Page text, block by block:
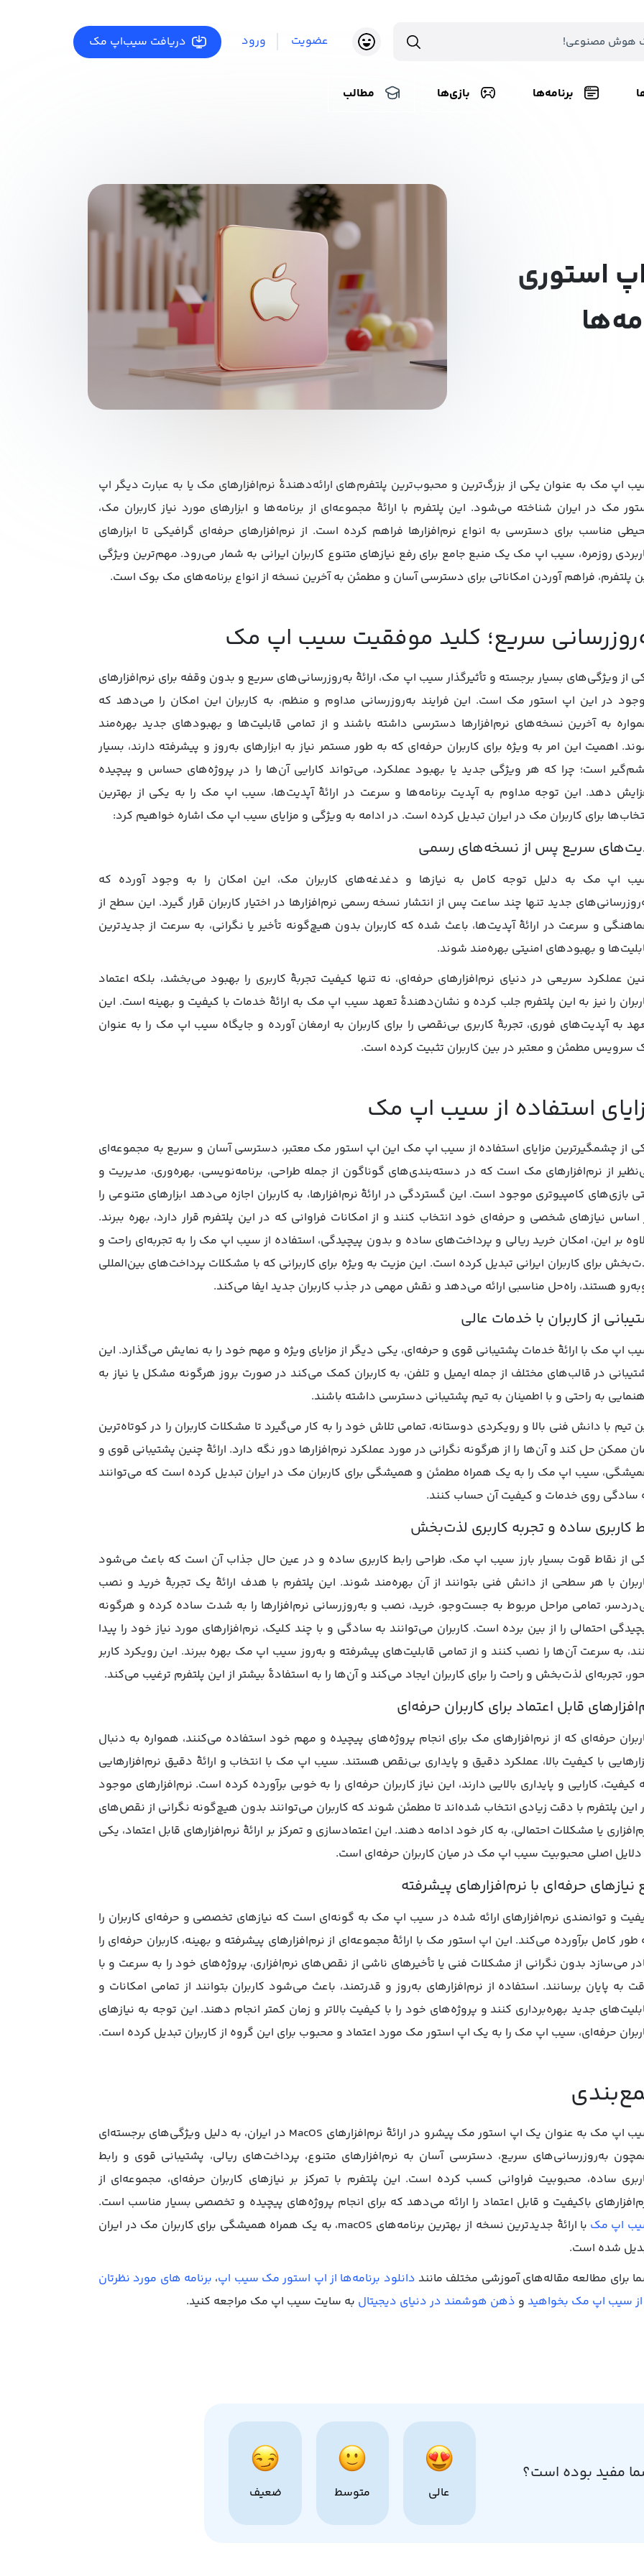
عضویت ورود دریافت سیب‌اپ مک
برنامه‌ها بازی‌ها مطالب
استوری
اپ مک به عنوان یکی از بزرگ‌ترین و محبوب‌ترین پلتفرم‌های ارائه‌دهندۀ نرم‌افزارهای مک یا به عبارت دیگر اپ
مک در ایران شناخته می‌شود. این پلتفرم با ارائۀ مجموعه‌ای از برنامه‌ها و ابزارهای مورد نیاز کاربران مک،
مناسب برای دسترسی به انواع نرم‌افزارها فراهم کرده است. از نرم‌افزارهای حرفه‌ای گرافیکی تا ابزارهای
روزمره، سیب اپ مک یک منبع جامع برای رفع نیازهای متنوع کاربران ایرانی به شمار می‌رود. مهم‌ترین ویژگی
پلتفرم، فراهم آوردن امکاناتی برای دسترسی آسان و مطمئن به آخرین نسخه از انواع برنامه‌های مک بوک است.
سریع؛ کلید موفقیت سیب اپ مک
از ویژگی‌های بسیار برجسته و تأثیرگذار سیب اپ مک، ارائۀ به‌روزرسانی‌های سریع و بدون وقفه برای نرم‌افزارهای
در این اپ استور مک است. این فرایند به‌روزرسانی مداوم و منظم، به کاربران این امکان را می‌دهد که
به آخرین نسخه‌های نرم‌افزارها دسترسی داشته باشند و از تمامی قابلیت‌ها و بهبودهای جدید بهره‌مند
اهمیت این امر به ویژه برای کاربران حرفه‌ای که به طور مستمر نیاز به ابزارهای به‌روز و پیشرفته دارند، بسیار
است؛ چرا که هر ویژگی جدید یا بهبود عملکرد، می‌تواند کارایی آن‌ها را در پروژه‌های حساس و پیچیده
دهد. این توجه مداوم به آپدیت برنامه‌ها و سرعت در ارائۀ آپدیت‌ها، سیب اپ مک را به یکی از بهترین
برای کاربران مک در ایران تبدیل کرده است. در ادامه به ویژگی و مزایای سیب اپ مک اشاره خواهیم کرد:
سریع پس از نسخه‌های رسمی
اپ مک به دلیل توجه کامل به نیازها و دغدغه‌های کاربران مک، این امکان را به وجود آورده که
جدید تنها چند ساعت پس از انتشار نسخه رسمی نرم‌افزارها در اختیار کاربران قرار گیرد. این سطح از
و سرعت در ارائۀ آپدیت‌ها، باعث شده که کاربران بدون هیچ‌گونه تأخیر یا نگرانی، به سرعت از جدیدترین
و بهبودهای امنیتی بهره‌مند شوند.
عملکرد سریعی در دنیای نرم‌افزارهای حرفه‌ای، نه‌ تنها کیفیت تجربۀ کاربری را بهبود می‌بخشد، بلکه اعتماد
را نیز به این پلتفرم جلب کرده و نشان‌دهندۀ تعهد سیب اپ مک به ارائۀ خدمات با کیفیت و بهینه است. این
به آپدیت‌های فوری، تجربۀ کاربری بی‌نقصی را برای کاربران به ارمغان آورده و جایگاه سیب اپ مک را به عنوان
سرویس مطمئن و معتبر در بین کاربران تثبیت کرده است.
استفاده از سیب اپ مک
از چشمگیرترین مزایای استفاده از سیب اپ مک این اپ استور مک معتبر، دسترسی آسان و سریع به مجموعه‌ای
از نرم‌افزارهای مک است که در دسته‌بندی‌های گوناگون از جمله طراحی، برنامه‌نویسی، بهره‌وری، مدیریت و
بازی‌های کامپیوتری موجود است. این گستردگی در ارائۀ نرم‌افزارها، به کاربران اجازه می‌دهد ابزارهای متنوعی را
اساس نیازهای شخصی و حرفه‌ای خود انتخاب کنند و از امکانات فراوانی که در این پلتفرم قرار دارد، بهره ببرند.
بر این، امکان خرید ریالی و پرداخت‌های ساده و بدون پیچیدگی، استفاده از سیب اپ مک را به تجربه‌ای راحت و
برای کاربران ایرانی تبدیل کرده است. این مزیت به ویژه برای کاربرانی که با مشکلات پرداخت‌های بین‌المللی
هستند، راه‌حل مناسبی ارائه می‌دهد و نقش مهمی در جذب کاربران جدید ایفا می‌کند.
از کاربران با خدمات عالی
اپ مک با ارائۀ خدمات پشتیبانی قوی و حرفه‌ای، یکی دیگر از مزایای ویژه و مهم خود را به نمایش می‌گذارد. این
در قالب‌های مختلف از جمله ایمیل و تلفن، به کاربران کمک می‌کند در صورت بروز هرگونه مشکل یا نیاز به
به راحتی و با اطمینان به تیم پشتیبانی دسترسی داشته باشند.
تیم با دانش فنی بالا و رویکردی دوستانه، تمامی تلاش خود را به کار می‌گیرد تا مشکلات کاربران را در کوتاه‌ترین
ممکن حل کند و آن‌ها را از هرگونه نگرانی در مورد عملکرد نرم‌افزارها دور نگه دارد. ارائۀ چنین پشتیبانی قوی و
سیب اپ مک را به یک همراه مطمئن و همیشگی برای کاربران مک در ایران تبدیل کرده است که می‌توانند
سادگی روی خدمات و کیفیت آن حساب کنند.
کاربری ساده و تجربه کاربری لذت‌بخش
از نقاط قوت بسیار بارز سیب اپ مک، طراحی رابط کاربری ساده و در عین حال جذاب آن است که باعث می‌شود
با هر سطحی از دانش فنی بتوانند از آن بهره‌مند شوند. این پلتفرم با هدف ارائۀ یک تجربۀ خرید و نصب
تمامی مراحل مربوط به جست‌وجو، خرید، نصب و به‌روزرسانی نرم‌افزارها را به شدت ساده کرده و هرگونه
احتمالی را از بین برده است. کاربران می‌توانند به سادگی و با چند کلیک، نرم‌افزارهای مورد نیاز خود را پیدا
به سرعت آن‌ها را نصب کنند و از تمامی قابلیت‌های پیشرفته و به‌روز سیب اپ مک بهره ببرند. این رویکرد کاربر
تجربه‌ای لذت‌بخش و راحت را برای کاربران ایجاد می‌کند و آن‌ها را به استفادۀ بیشتر از این پلتفرم ترغیب می‌کند.
قابل اعتماد برای کاربران حرفه‌ای
حرفه‌ای که از نرم‌افزارهای مک برای انجام پروژه‌های پیچیده و مهم خود استفاده می‌کنند، همواره به دنبال
با کیفیت بالا، عملکرد دقیق و پایداری بی‌نقص هستند. سیب اپ مک با انتخاب و ارائۀ دقیق نرم‌افزارهایی
کیفیت، کارایی و پایداری بالایی دارند، این نیاز کاربران حرفه‌ای را به خوبی برآورده کرده است. نرم‌افزارهای موجود
این پلتفرم با دقت زیادی انتخاب شده‌اند تا مطمئن شوند که کاربران می‌توانند بدون هیچ‌گونه نگرانی از نقص‌های
یا مشکلات احتمالی، به کار خود ادامه دهند. این اعتمادسازی و تمرکز بر ارائۀ نرم‌افزارهای قابل اعتماد، یکی
دلایل اصلی محبوبیت سیب اپ مک در میان کاربران حرفه‌ای است.
نیازهای حرفه‌ای با نرم‌افزارهای پیشرفته
و توانمندی نرم‌افزارهای ارائه شده در سیب اپ مک به گونه‌ای است که نیازهای تخصصی و حرفه‌ای کاربران را
طور کامل برآورده می‌کند. این اپ استور مک با ارائۀ مجموعه‌ای از نرم‌افزارهای پیشرفته و بهینه، کاربران حرفه‌ای را
می‌سازد بدون نگرانی از مشکلات فنی یا تأخیرهای ناشی از نقص‌های نرم‌افزاری، پروژه‌های خود را به سرعت و با
به پایان برسانند. استفاده از نرم‌افزارهای به‌روز و قدرتمند، باعث می‌شود کاربران بتوانند از تمامی امکانات و
جدید بهره‌برداری کنند و پروژه‌های خود را با کیفیت بالاتر و زمان کمتر انجام دهند. این توجه به نیازهای
حرفه‌ای، سیب اپ مک را به یک اپ استور مک مورد اعتماد و محبوب برای این گروه از کاربران تبدیل کرده است.
سیب اپ مک به عنوان یک اپ استور مک پیشرو در ارائۀ نرم‌افزارهای MacOS در ایران، به دلیل ویژگی‌های برجسته‌ای
به‌روزرسانی‌های سریع، دسترسی آسان به نرم‌افزارهای متنوع، پرداخت‌های ریالی، پشتیبانی قوی و رابط
ساده، محبوبیت فراوانی کسب کرده است. این پلتفرم با تمرکز بر نیازهای کاربران حرفه‌ای، مجموعه‌ای از
باکیفیت و قابل اعتماد را ارائه می‌دهد که برای انجام پروژه‌های پیچیده و تخصصی بسیار مناسب است.
اپ مک
با ارائۀ جدیدترین نسخه از بهترین برنامه‌های macOS، به یک همراه همیشگی برای کاربران مک در ایران
شده است.
برای مطالعه مقاله‌های آموزشی مختلف مانند دانلود برنامه‌ها از اپ استور مک سیب اپ، برنامه‌ های مورد نظرتان
از سیب اپ مک بخواهید و ذهن هوشمند در دنیای دیجیتال به سایت سیب اپ مک مراجعه کنید.
مفید بوده است؟
عالی متوسط ضعیف